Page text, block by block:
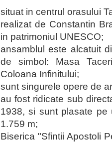
situat in centrul orasului
realizat de Constantin
in patrimoniul UNESCO;
ansamblul este alcatuit
de simbol: Masa
Coloana Infinitului;
sunt singurele opere de
au fost ridicate sub
1938, si sunt plasate
1.759 m;
Biserica "Sfintii Apostoli